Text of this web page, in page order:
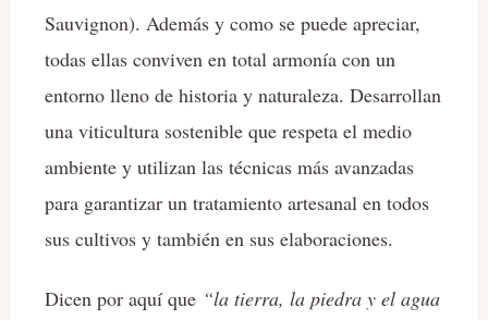
Sauvignon). Además y como se puede apreciar,
todas ellas conviven en total armonía con un
entorno lleno de historia y naturaleza. Desarrollan
una viticultura sostenible que respeta el medio
ambiente y utilizan las técnicas más avanzadas
para garantizar un tratamiento artesanal en todos
sus cultivos y también en sus elaboraciones.
Dicen por aquí que “la tierra, la piedra y el agua